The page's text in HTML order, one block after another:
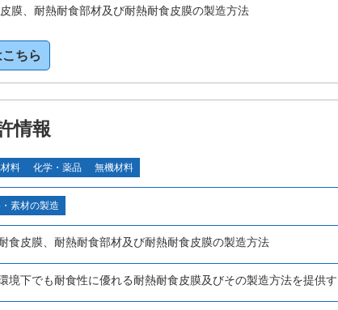
膜、耐熱耐食部材及び耐熱耐食皮膜の製造方法
ちら
情報
料 化学・薬品 無機材料
素材の製造
食皮膜、耐熱耐食部材及び耐熱耐食皮膜の製造方法
境下でも耐食性に優れる耐熱耐食皮膜及びその製造方法を提供す